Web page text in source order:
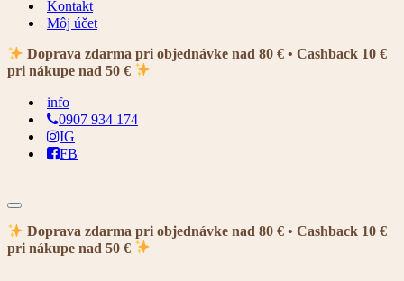
Kontakt
Môj účet
Doprava zdarma pri objednávke nad 80 € • Cashback 10 €
pri nákupe nad 50 €
info
0907 934 174
IG
FB
Menu
navigácie
Doprava zdarma pri objednávke nad 80 € • Cashback 10 €
pri nákupe nad 50 €